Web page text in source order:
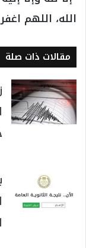
الله، اللهم
مقالات ذات صلة